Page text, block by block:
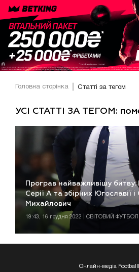
Головна сторінка Статті за тегом
УСІ СТАТТІ ЗА ТЕГОМ:
Програв найважливішу битву.
Серії А та збірних Югославії
Михайлович
19:43, 16 грудня 2022 | СВІТОВИЙ ФУТБОЛ
Онлайн-медіа